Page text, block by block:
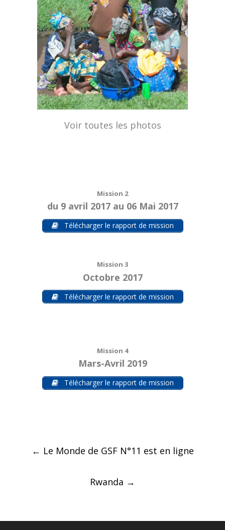
Voir toutes les photos
Mission 2
du 9 avril 2017 au 06 Mai 2017
Télécharger le rapport de mission
Mission 3
Octobre 2017
Télécharger le rapport de mission
Mission 4
Mars-Avril 2019
Télécharger le rapport de mission
Post
← Le Monde de GSF N°11 est en ligne
Rwanda →